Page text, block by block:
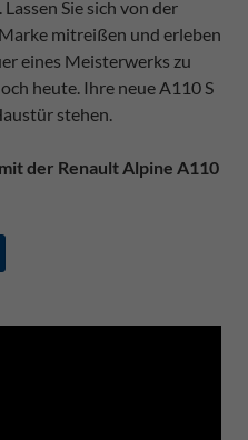
Sie sich von der
mitreißen und erleben
eines Meisterwerks zu
heute. Ihre neue A110 S
stehen.
der Renault Alpine A110